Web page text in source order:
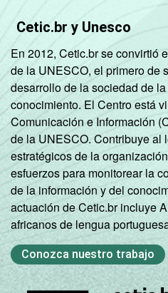
Sociedade da
Pesquisa sobre o
informação e
brasileiros - TIC
Cetic.br y Unesco
En 2012, Cetic.br se convirtió
de la UNESCO, el primero de
desarrollo de la sociedad de
conocimiento. El Centro está
Comunicación e Información
de la UNESCO. Contribuye al
estratégicos de la
esfuerzos para monitorear la
de la información y del
actuación de Cetic.br incluye
africanos de lengua
Conozca nuestro trabajo